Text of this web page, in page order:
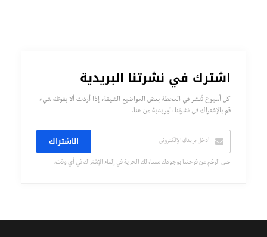
اشترك في نشرتنا البريدية
كل أسبوع تُنشر في المحطة بعض المواضيع الشيقة، إذا أردت ألا يفوتك شيء
قم بالإشتراك في نشرتنا البريدية من هنا.
الاشتراك
على الرغم من فرحتنا بوجودك معنا، لك الحرية في إلغاء الإشتراك في أي وقت.